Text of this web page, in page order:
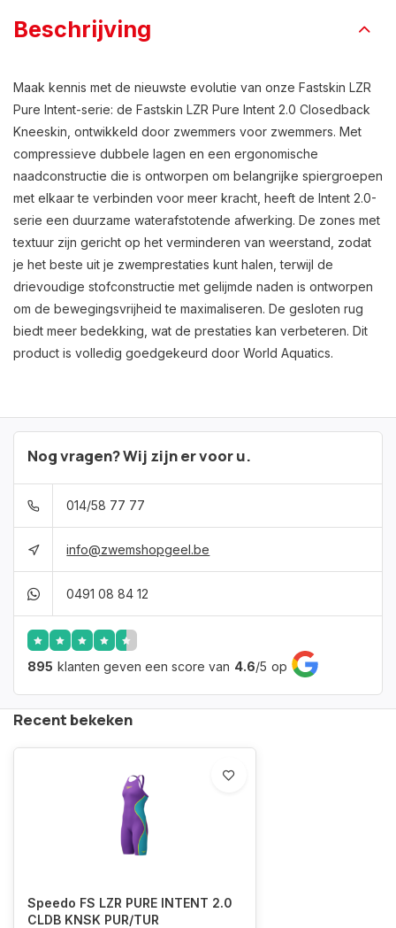
Beschrijving
Maak kennis met de nieuwste evolutie van onze Fastskin LZR
Pure Intent-serie: de Fastskin LZR Pure Intent 2.0 Closedback
Kneeskin, ontwikkeld door zwemmers voor zwemmers. Met
compressieve dubbele lagen en een ergonomische
naadconstructie die is ontworpen om belangrijke spiergroepen
met elkaar te verbinden voor meer kracht, heeft de Intent 2.0-
serie een duurzame waterafstotende afwerking. De zones met
textuur zijn gericht op het verminderen van weerstand, zodat
je het beste uit je zwemprestaties kunt halen, terwijl de
drievoudige stofconstructie met gelijmde naden is ontworpen
om de bewegingsvrijheid te maximaliseren. De gesloten rug
biedt meer bedekking, wat de prestaties kan verbeteren. Dit
product is volledig goedgekeurd door World Aquatics.
Nog vragen? Wij zijn er voor u.
014/58 77 77
info@zwemshopgeel.be
0491 08 84 12
895 klanten geven een score van 4.6/5 op
Recent bekeken
Speedo FS LZR PURE INTENT 2.0
CLDB KNSK PUR/TUR